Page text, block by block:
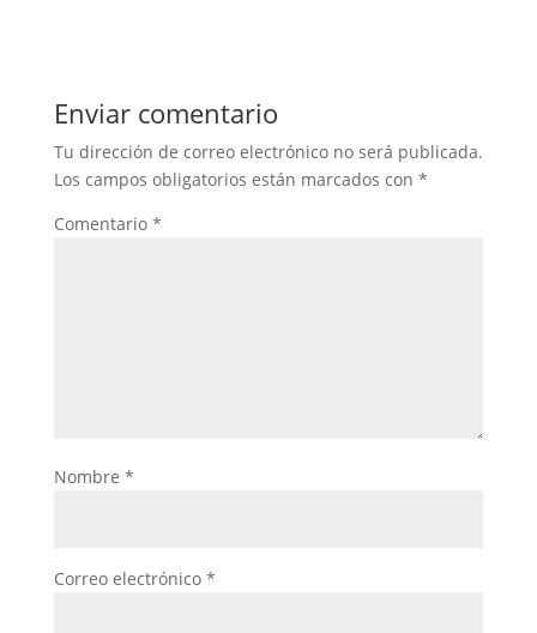
Enviar comentario
Tu dirección de correo electrónico no será publicada.
Los campos obligatorios están marcados con *
Comentario *
Nombre *
Correo electrónico *